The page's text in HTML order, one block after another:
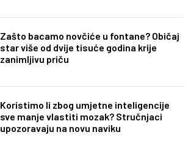
Zašto bacamo novčiće u fontane? Običaj
star više od dvije tisuće godina krije
zanimljivu priču
Koristimo li zbog umjetne inteligencije
sve manje vlastiti mozak? Stručnjaci
upozoravaju na novu naviku